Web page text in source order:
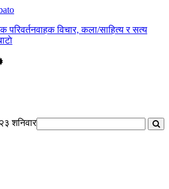
परिवर्तनवाहक विचार, कला/साहित्य र सत्य
शनिवार